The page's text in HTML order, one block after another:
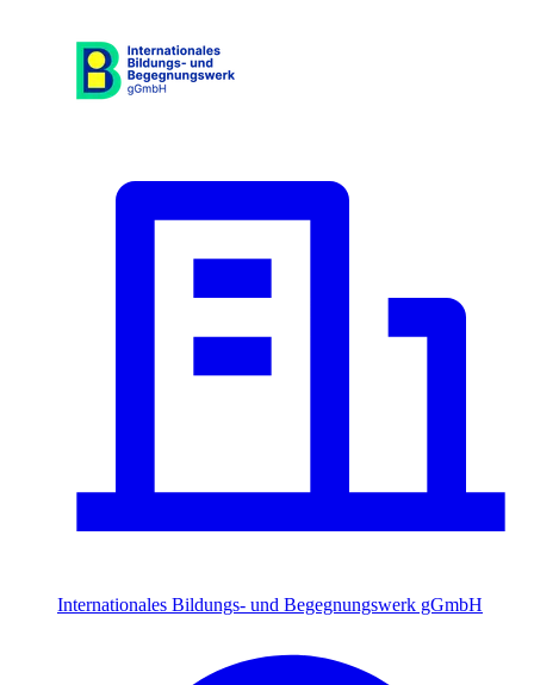
Internationales Bildungs- und Begegnungswerk gGmbH